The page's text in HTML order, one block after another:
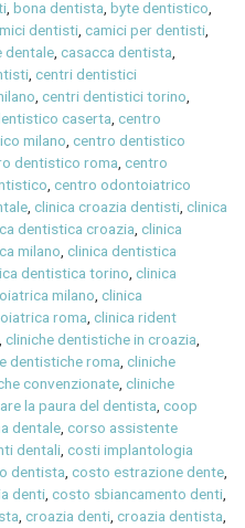
,bona dentista,byte dentistico,
dentisti,camici per dentisti,
dentale,casacca dentista,
,centri dentistici
,centri dentistici torino,
caserta,centro
milano,centro dentistico
dentistico roma,centro
,centro odontoiatrico
,clinica croazia dentisti,clinica
dentistica croazia,clinica
milano,clinica dentistica
dentistica torino,clinica
milano,clinica
roma,clinica rident
,cliniche dentistiche in croazia,
dentistiche roma,cliniche
convenzionate,cliniche
la paura del dentista,coop
dentale,corso assistente
dentali,costi implantologia
dentista,costo estrazione dente,
denti,costo sbiancamento denti,
,croazia denti,croazia dentista,